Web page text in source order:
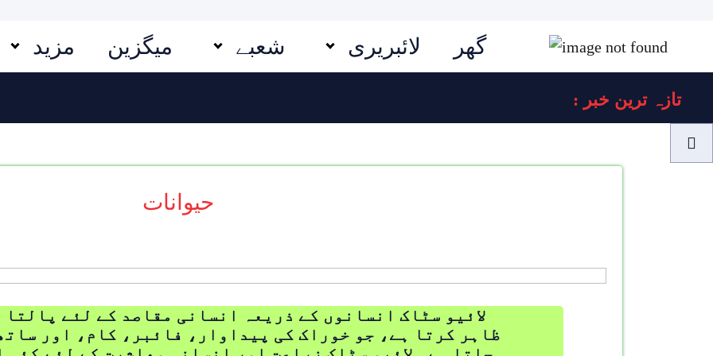
گھر لائبریری شعبے میگزین مزید
: تازہ ترین خبر
حیوانات
لائیو سٹاک انسانوں کے ذریعہ انسانی مقاصد کے لئے
ظاہر کرتا ہے، جو خوراک کی پیداوار، فائبر، کام، اور